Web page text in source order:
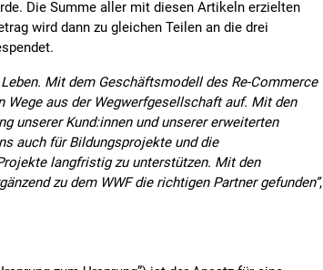
Die Summe aller mit diesen Artikeln erzielten
wird dann zu gleichen Teilen an die drei
Mit dem Geschäftsmodell des Re-Commerce
aus der Wegwerfgesellschaft auf. Mit den
unserer Kund:innen und unserer erweiterten
auch für Bildungsprojekte und die
langfristig zu unterstützen. Mit den
zu dem WWF die richtigen Partner gefunden”,